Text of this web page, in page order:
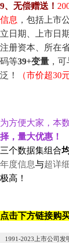
9、 无偿赠送！
信息 ，包括上市
立日期、上市日
注册资本、所在
码等39+变量 ，
泛！
（市价超30
为方便大家，本
择，量大优惠！
三个数据集组合
年度信息与超详
极高！
点击下方链接购
1991-2023上市公司发